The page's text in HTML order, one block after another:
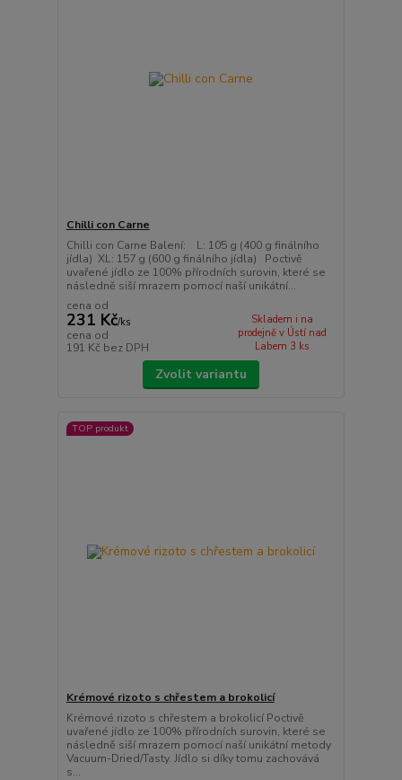
Chilli con Carne
Chilli con Carne Balení: L: 105 g (400 g finálního
jídla) XL: 157 g (600 g finálního jídla) Poctivě
uvařené jídlo ze 100% přírodních surovin, které se
následně siší mrazem pomocí naší unikátní...
cena od
231 Kč/ks
cena od
191 Kč bez DPH
Skladem i na
prodejně v Ústí nad
Labem 3 ks
Zvolit variantu
TOP produkt
Krémové rizoto s chřestem a brokolicí
Krémové rizoto s chřestem a brokolicí Poctivě
uvařené jídlo ze 100% přírodních surovin, které se
následně siší mrazem pomocí naší unikátní metody
Vacuum-Dried/Tasty. Jídlo si díky tomu zachovává
s...